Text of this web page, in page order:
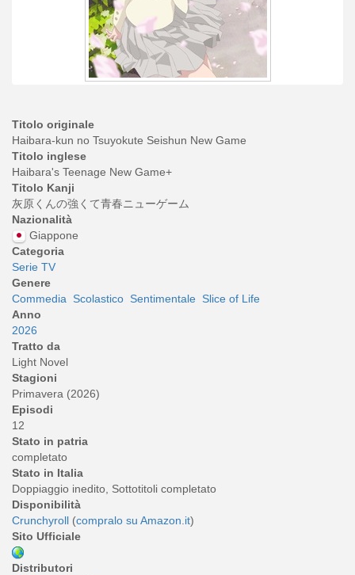
Titolo originale
Haibara-kun no Tsuyokute Seishun New Game
Titolo inglese
Haibara's Teenage New Game+
Titolo Kanji
灰原くんの強くて青春ニューゲーム
Nazionalità
Giappone
Categoria
Serie TV
Genere
Commedia
Scolastico Sentimentale Slice of Life
Anno
2026
Tratto da
Light Novel
Stagioni
Primavera (2026)
Episodi
12
Stato in patria
completato
Stato in Italia
Doppiaggio inedito, Sottotitoli completato
Disponibilità
Crunchyroll (compralo su Amazon.it)
Sito Ufficiale
Distributori